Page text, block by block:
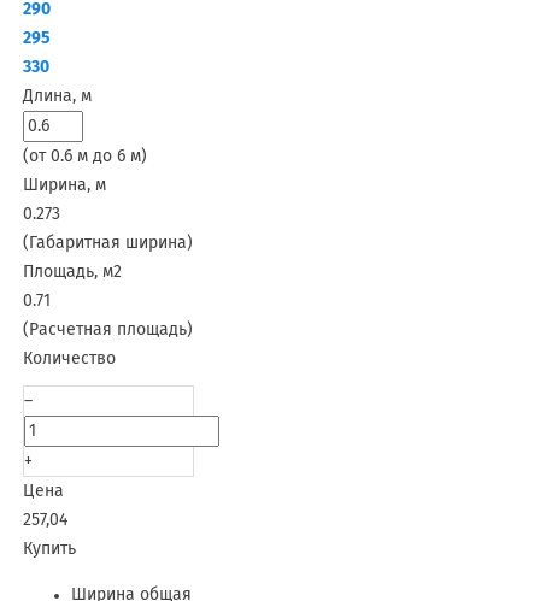
290
295
330
Длина, м
(от 0.6 м до 6 м)
Ширина, м
0.273
(Габаритная ширина)
Площадь, м2
0.71
(Расчетная площадь)
Количество
–
+
Цена
257,04
Купить
Ширина общая